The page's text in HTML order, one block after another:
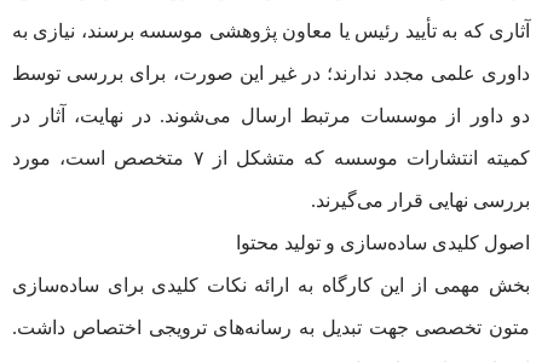
آثاری که به تأیید رئیس یا معاون پژوهشی موسسه برسند، نیازی به
داوری علمی مجدد ندارند؛ در غیر این صورت، برای بررسی توسط
دو داور از موسسات مرتبط ارسال می‌شوند. در نهایت، آثار در
کمیته انتشارات موسسه که متشکل از ۷ متخصص است، مورد
بررسی نهایی قرار می‌گیرند.
اصول کلیدی ساده‌سازی و تولید محتوا
بخش مهمی از این کارگاه به ارائه نکات کلیدی برای ساده‌سازی
متون تخصصی جهت تبدیل به رسانه‌های ترویجی اختصاص داشت.